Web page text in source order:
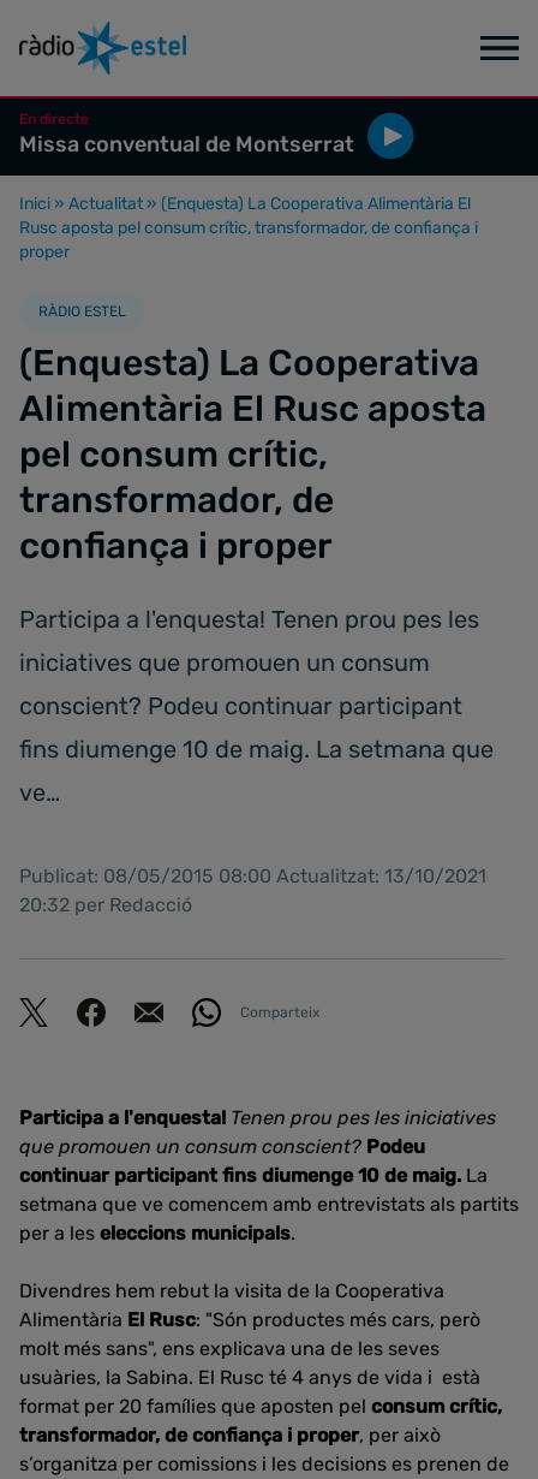
En directe
Missa conventual de Montserrat
Inici » Actualitat » (Enquesta) La Cooperativa Alimentària El
Rusc aposta pel consum crític, transformador, de confiança i
proper
RÀDIO ESTEL
(Enquesta) La Cooperativa
Alimentària El Rusc aposta
pel consum crític,
transformador, de
confiança i proper
Participa a l'enquesta! Tenen prou pes les
iniciatives que promouen un consum
conscient? Podeu continuar participant
fins diumenge 10 de maig. La setmana que
ve…
Publicat: 08/05/2015 08:00 Actualitzat: 13/10/2021
20:32 per Redacció
Comparteix
Participa a l'enquesta! Tenen prou pes les iniciatives
que promouen un consum conscient? Podeu
continuar participant fins diumenge 10 de maig. La
setmana que ve comencem amb entrevistats als partits
per a les eleccions municipals.
Divendres hem rebut la visita de la Cooperativa
Alimentària El Rusc: "Són productes més cars, però
molt més sans", ens explicava una de les seves
usuàries, la Sabina. El Rusc té 4 anys de vida i està
format per 20 famílies que aposten pel consum crític,
transformador, de confiança i proper, per això
s’organitza per comissions i les decisions es prenen de